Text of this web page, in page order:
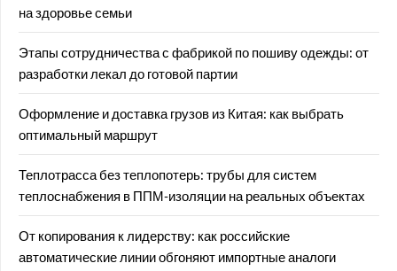
на здоровье семьи
Этапы сотрудничества с фабрикой по пошиву одежды: от
разработки лекал до готовой партии
Оформление и доставка грузов из Китая: как выбрать
оптимальный маршрут
Теплотрасса без теплопотерь: трубы для систем
теплоснабжения в ППМ‑изоляции на реальных объектах
От копирования к лидерству: как российские
автоматические линии обгоняют импортные аналоги